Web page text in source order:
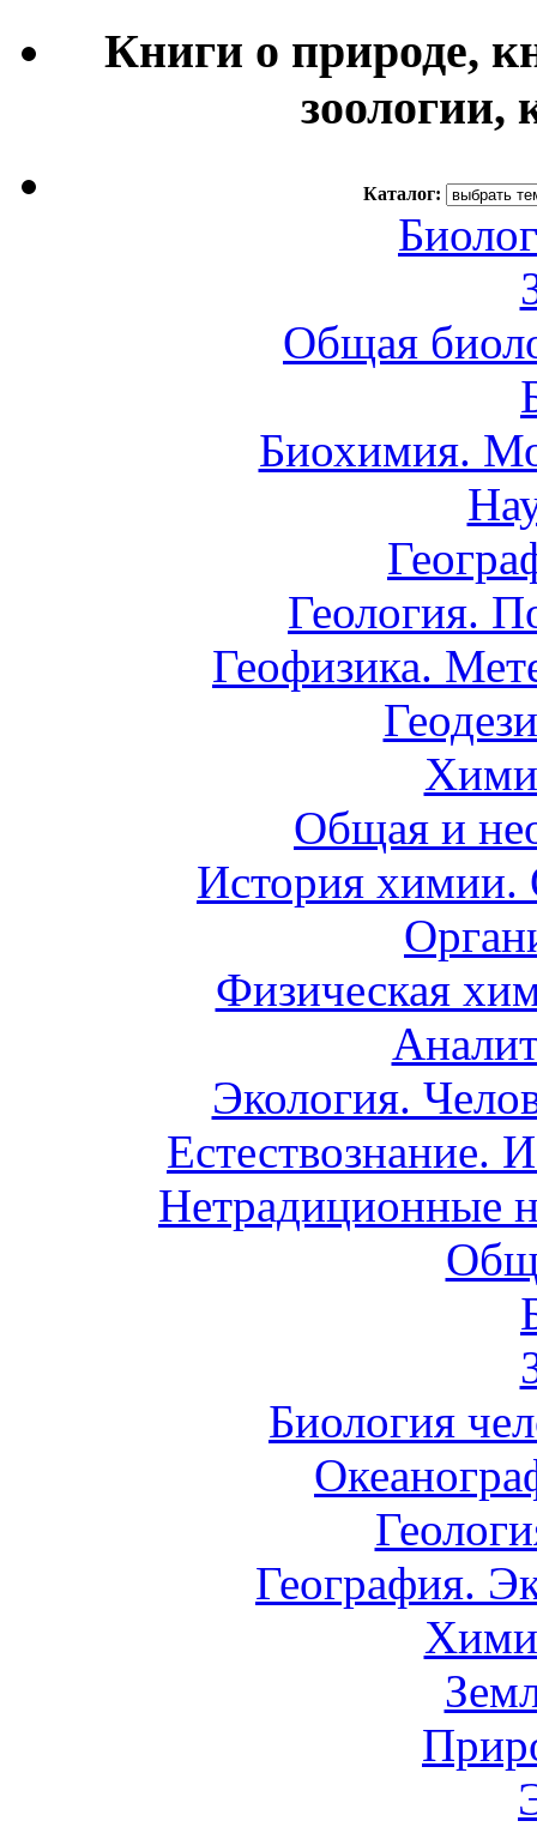
Книги о природе,
зоологии,
Каталог:
Общая
Биохимия.
Геология.
Геофизика.
Общая и
История
Физическая
Экология.
Естествознание.
Нетрадиционные
Биология
География.